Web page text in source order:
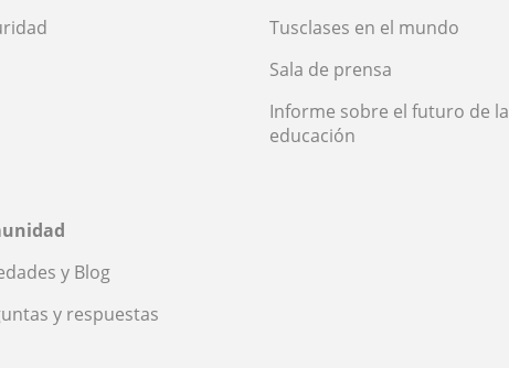
Tusclases en el mundo
Sala de prensa
Informe sobre el futuro de la
educación
y Blog
y respuestas